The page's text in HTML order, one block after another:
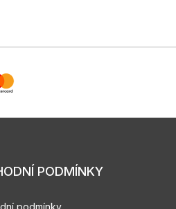
PODMÍNKY
podmínky